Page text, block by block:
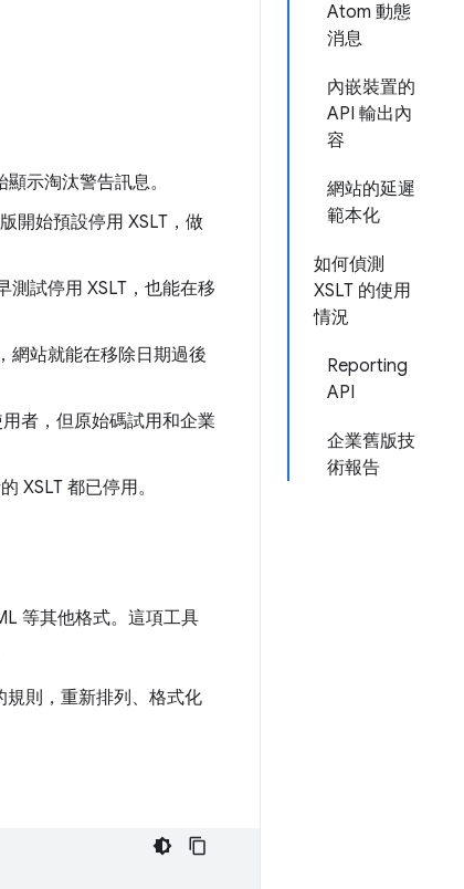
Atom 動態
消息
內嵌裝置的
API 輸出內
容
網站的延遲
範本化
如何偵測
XSLT 的使用
情況
Reporting
API
企業舊版技
術報告
示淘汰警告訊息。
開始預設停用 XSLT，做
測試停用 XSLT，也能在移
網站就能在移除日期過後
者，但原始碼試用和企業
XSLT 都已停用。
等其他格式。這項工具
規則，重新排列、格式化